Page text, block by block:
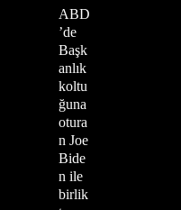
ABD
’de
Başk
anlık
koltu
ğuna
otura
n Joe
Bide
n ile
birlik